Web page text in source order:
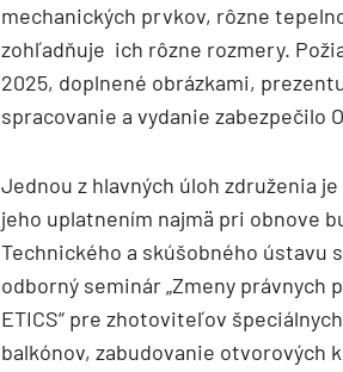
mechanických prvkov, rôzne
zohľadňuje ich rôzne rozmery.
2025, doplnené obrázkami,
spracovanie a vydanie zabezpečilo
Jednou z hlavných úloh združenia
jeho uplatnením najmä pri obnove
Technického a skúšobného ústavu
odborný seminár „Zmeny
ETICS“ pre zhotoviteľov
balkónov, zabudovanie otvorových